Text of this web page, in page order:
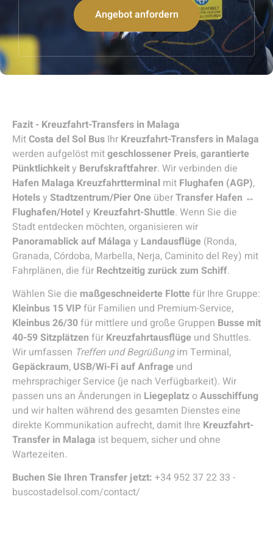
Angebot anfordern
Fazit - Kreuzfahrt-Transfers in Malaga
MitCosta del Sol Bus Ihr Kreuzfahrt-Transfers in Malaga
werden aufgelöst mitgeschlossener Preis,garantierte
Pünktlichkeity Berufskraftfahrer. Wir verbinden die
Hafen Malaga Kreuzfahrtterminal mit Flughafen (AGP),
Hotelsy Stadtzentrum/Pier One überTransfer Hafen ↔
Flughafen/Hotely Kreuzfahrt-Shuttle. Wenn Sie die
Stadt entdecken möchten, organisieren wir
Panoramablick auf Málaga y Landausflüge (Ronda,
Granada, Córdoba, Marbella, Nerja, Caminito del Rey) mit
Fahrplänen, die für Rechtzeitig zurück zum Schiff.
Wählen Sie die maßgeschneiderte Flotte für Ihre Gruppe:
Kleinbus 15 VIPfür Familien und Premium-Service,
Kleinbus 26/30für mittlere und große Gruppen Busse mit
40-59 Sitzplätzen für Kreuzfahrtausflüge und Shuttles.
Wir umfassen Treffen und Begrüßungim Terminal,
Gepäckraum, USB/Wi-Fi auf Anfrage und
mehrsprachiger Service (je nach Verfügbarkeit). Wir
passen uns an Änderungen in LiegeplatzoAusschiffung
und wir halten während des gesamten Dienstes eine
direkte Kommunikation aufrecht, damit Ihre Kreuzfahrt-
Transfer in Malaga ist bequem, sicher und ohne
Wartezeiten.
Buchen Sie Ihren Transfer jetzt: +34 952 37 22 33 -
buscostadelsol.com/contact/